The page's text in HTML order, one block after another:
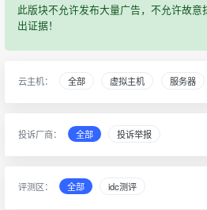
此版块不允许发布大量广告，不允许故
出证据！
云主机： 全部 虚拟主机 服务器
投诉厂商： 全部 投诉举报
评测区： 全部 idc测评